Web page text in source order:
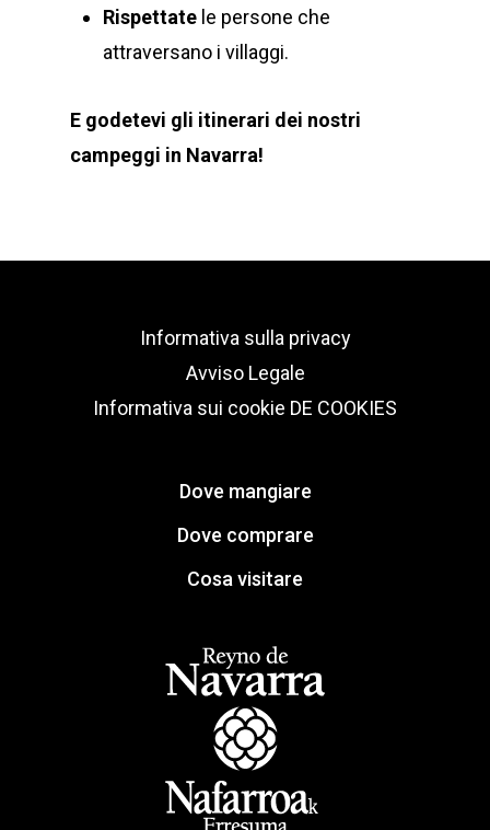
Rispettate le persone che
attraversano i villaggi.
E godetevi gli itinerari dei nostri
campeggi in Navarra!
Informativa sulla privacy
Avviso Legale
Informativa sui cookie DE COOKIES
Dove mangiare
Dove comprare
Cosa visitare